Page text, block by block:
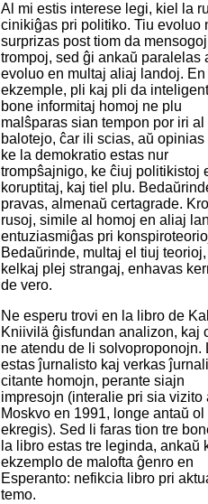
Al mi estis interese legi, kiel la
cinikiĝas pri politiko. Tiu evoluo
surprizas post tiom da
trompoj, sed ĝi ankaŭ paralelas
evoluo en multaj aliaj landoj.
ekzemple, pli kaj pli da
bone informitaj homoj ne plu
malŝparas sian tempon por iri al
balotejo, ĉar ili scias, aŭ opinias
ke la demokratio estas nur
trompŝajnigo, ke ĉiuj politikistoj
koruptitaj, kaj tiel plu.
pravas, almenaŭ certagrade.
rusoj, simile al homoj en aliaj
entuziasmiĝas pri
Bedaŭrinde, multaj el tiuj
kelkaj plej strangaj, enhavas
de vero.
Ne esperu trovi en la libro de
Kniivilä ĝisfundan analizon, kaj
ne atendu de li solvoproponojn.
estas ĵurnalisto kaj verkas
citante homojn, perante siajn
impresojn (interalie pri sia vizito
Moskvo en 1991, longe antaŭ
ekregis). Sed li faras tion tre
la libro estas tre leginda, ankaŭ
ekzemplo de malofta ĝenro en
Esperanto: nefikcia libro pri
temo.